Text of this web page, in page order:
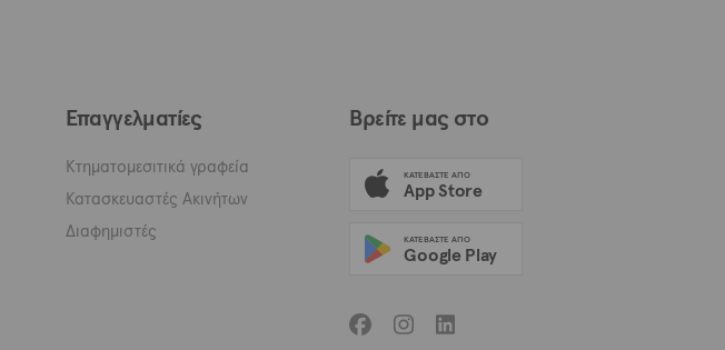
Επαγγελματίες
Κτηματομεσιτικά γραφεία
Κατασκευαστές Ακινήτων
Διαφημιστές
Βρείτε μας στο
ΚΑΤΕΒΆΣΤΕ ΑΠΟ
App Store
ΚΑΤΕΒΆΣΤΕ ΑΠΟ
Google Play